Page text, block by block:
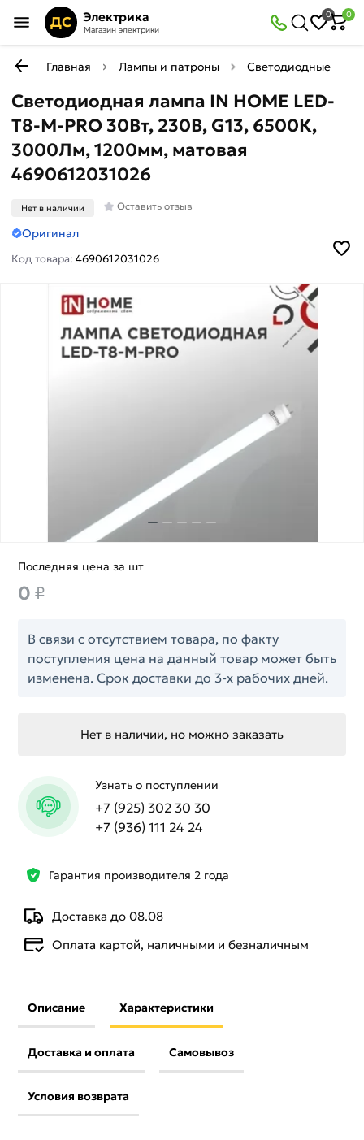
ДС Электрика
Магазин электрики
0 0
Главная Лампы и патроны Светодиодные (LED)
Светодиодная лампа IN HOME LED-
T8-М-PRO 30Вт, 230В, G13, 6500К,
3000Лм, 1200мм, матовая
4690612031026
Нет в наличии Оставить отзыв
Оригинал
Код товара:4690612031026
Гарантия производителя 2 года
Доставка до 08.08
Оплата картой, наличными и безналичным
Последняя цена за шт
0 ₽
В связи с отсутствием товара, по факту
поступления цена на данный товар может быть
изменена. Срок доставки до 3-х рабочих дней.
Нет в наличии, но можно заказать
Узнать о поступлении
+7 (925) 302 30 30
+7 (936) 111 24 24
Описание Характеристики
Доставка и оплата Самовывоз
Условия возврата